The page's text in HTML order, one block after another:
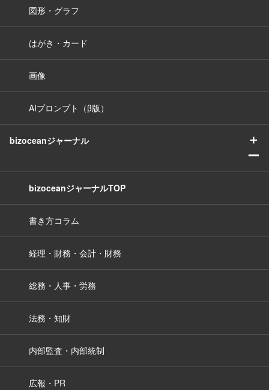
図形・グラフ
はがき・カード
画像
AIプロンプト（β版）
bizoceanジャーナル
＋
ー
bizoceanジャーナルTOP
書き方コラム
経理・財務・会計・財務
総務・人事・労務
法務・知財
内部監査・内部統制
広報・PR